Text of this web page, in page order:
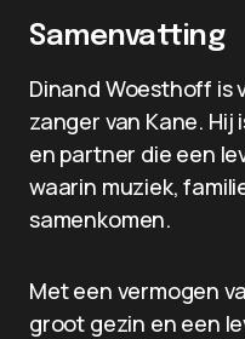
Samenvatting
Dinand Woesthoff is
zanger van Kane.
en partner die een
waarin muziek,
samenkomen.
Met een vermogen
groot gezin en een